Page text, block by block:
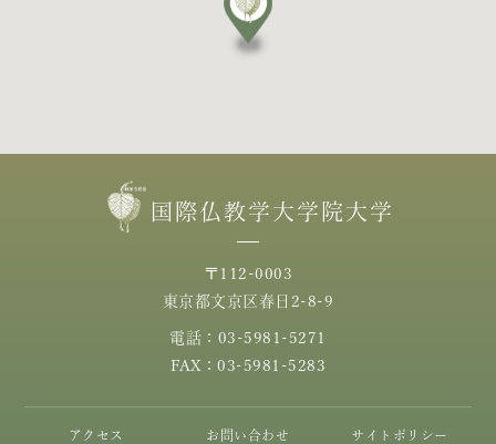
国際仏教学大学院大学
〒112-0003
東京都文京区春日2-8-9
電話：03-5981-5271
FAX：03-5981-5283
アクセス お問い合わせ サイトポリシー